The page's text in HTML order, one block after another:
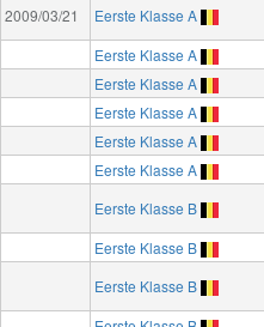
2009/03/21
Eerste Klasse A
Eerste Klasse A
Eerste Klasse A
Eerste Klasse A
Eerste Klasse A
Eerste Klasse A
Eerste Klasse B
Eerste Klasse B
Eerste Klasse B